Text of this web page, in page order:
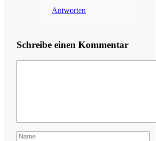
Antworten
Schreibe einen Kommentar
Name